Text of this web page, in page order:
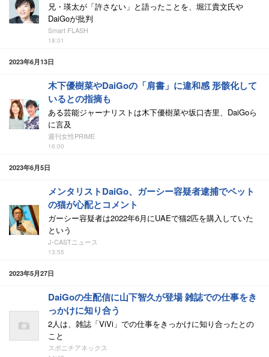
兄・瑛太が「許さない」と語ったことを、堀江貴文氏や
DaiGoが批判
Smart FLASH
18:01
2023年6月13日
木下優樹菜やDaiGoの「肩書」に違和感 形骸化して
いるとの指摘も
ある芸能ジャーナリストは木下優樹菜や坂口杏里、DaiGoら
に言及
週刊女性PRIME
16:00
2023年6月5日
メンタリストDaiGo、ガーシー容疑者逮捕でペット
の猫が心配とコメント
ガーシー容疑者は2022年6月にUAEで猫2匹を購入していた
という
J-CASTニュース
13:55
2023年5月27日
DaiGoの生配信に山下智久が登場 雑誌での仕事をき
っかけに知り合う
2人は、雑誌「ViVi」での仕事をきっかけに知り合ったとの
こと
スポニチアネックス